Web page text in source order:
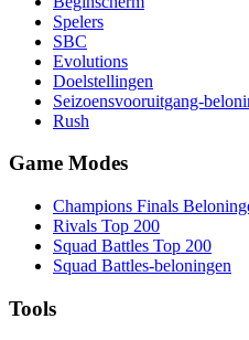
Spelers
SBC
Evolutions
Doelstellingen
Seizoensvooruitgang-
Rush
Game Modes
Champions Finals
Rivals Top 200
Squad Battles Top 200
Squad Battles-beloningen
Tools